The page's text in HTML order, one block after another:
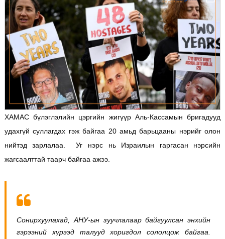
ХАМАС бүлэглэлийн цэргийн жигүүр Аль-Кассамын бригадууд
удахгүй суллагдах гэж байгаа 20 амьд барьцааны нэрийг олон
нийтэд зарлалаа. Уг нэрс нь Израилын гаргасан нэрсийн
жагсаалттай таарч байгаа ажээ.
Сонирхуулахад, АНУ-ын зуучлалаар байгуулсан энхийн
гэрээний хүрээд талууд хоригдол сололцож байгаа.